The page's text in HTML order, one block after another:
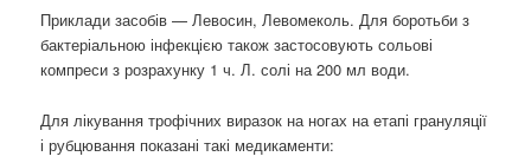
Приклади засобів — Левосин, Левомеколь. Для боротьби з
бактеріальною інфекцією також застосовують сольові
компреси з розрахунку 1 ч. Л. солі на 200 мл води.
Для лікування трофічних виразок на ногах на етапі грануляції
і рубцювання показані такі медикаменти: